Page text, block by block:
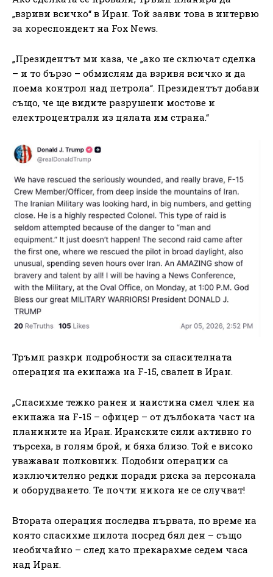
„взриви всичко“ в Иран. Той заяви това в интервю
за кореспондент на Fox News.
„Президентът ми каза, че „ако не сключат сделка
– и то бързо – обмислям да взривя всичко и да
поема контрол над петрола“. Президентът добави
също, че ще видите разрушени мостове и
електроцентрали из цялата им страна.“
Тръмп разкри подробности за спасителната
операция на екипажа на F-15, свален в Иран.
„Спасихме тежко ранен и наистина смел член на
екипажа на F-15 – офицер – от дълбоката част на
планините на Иран. Иранските сили активно го
търсеха, в голям брой, и бяха близо. Той е високо
уважаван полковник. Подобни операции са
изключително редки поради риска за персонала
и оборудването. Те почти никога не се случват!
Втората операция последва първата, по време на
която спасихме пилота посред бял ден – също
необичайно – след като прекарахме седем часа
над Иран.